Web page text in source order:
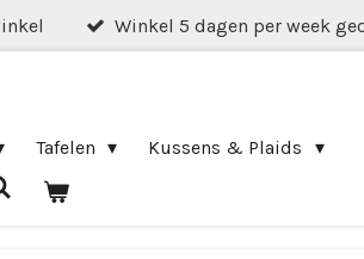
Winkel 5 dagen per week
Tafelen
Kussens & Plaids